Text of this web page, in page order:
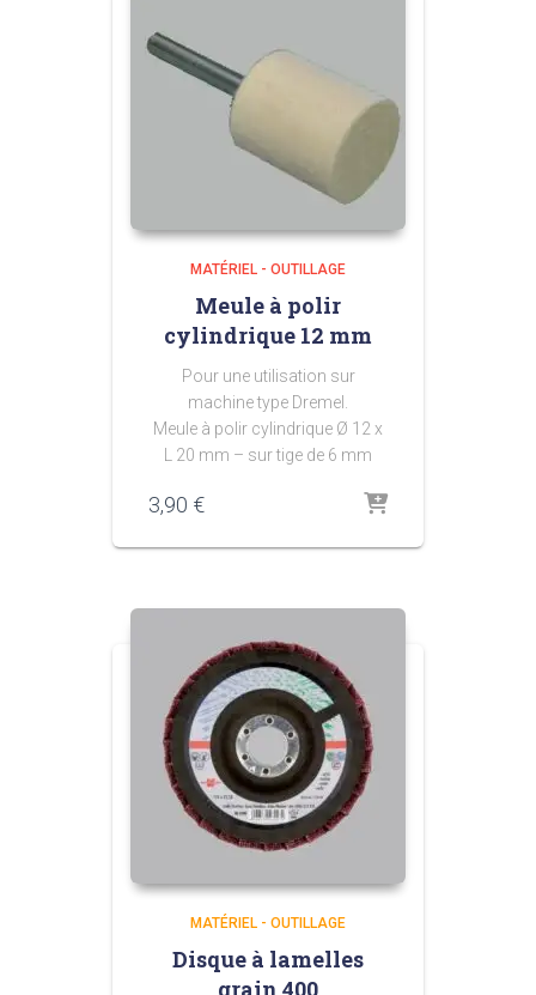
MATÉRIEL - OUTILLAGE
Meule à polir
cylindrique 12 mm
Pour une utilisation sur
machine type Dremel.
Meule à polir cylindrique Ø 12 x
L 20 mm – sur tige de 6 mm
3,90 €
MATÉRIEL - OUTILLAGE
Disque à lamelles